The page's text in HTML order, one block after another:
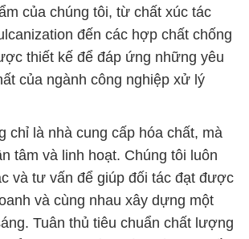
Tuân thủ tiêu chuẩn chất lượng
kiểm tra định kỳ, chúng tôi cam kết
chất lượng cao nhất đáp ứng
yêu cầu kỹ thuật.
Ty Hóa Chất Đắc Trường Phát là
trong lĩnh vực hóa chất để đảm bảo
phát triển bền vững.
mại ♥ cung cấp hóa chất hóa
Metabisunphit Ø Sodium